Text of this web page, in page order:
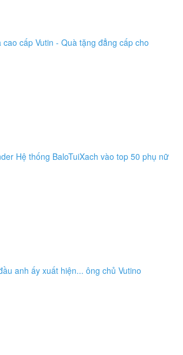
cao cấp Vutin - Quà tặng đẳng cấp cho
Hệ thống BaloTuiXach vào top 50 phụ nữ
anh ấy xuất hiện... ông chủ Vutino